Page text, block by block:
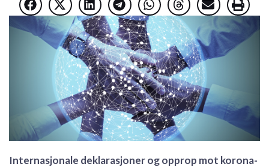
Internasjonale deklarasjoner og opprop mot korona-